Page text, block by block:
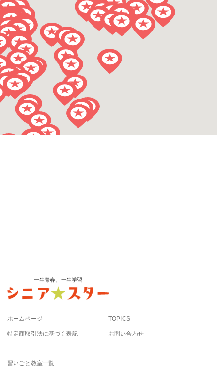
一生青春、一生学習
ホームページ
特定商取引法に基づく表記
TOPICS
お問い合わせ
習いごと教室一覧